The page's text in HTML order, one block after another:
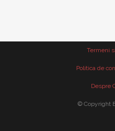
Termeni
Politica de
Despre
© Copyright